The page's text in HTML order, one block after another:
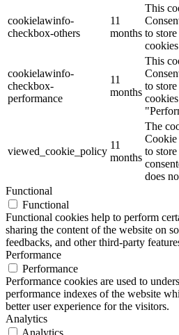
cookielawinfo-
checkbox-others
11
months
This
to
cookielawinfo-
checkbox-
performance
11
months
This
to
viewed_cookie_policy
11
months
The
Cookie
to
does
Functional
Functional
Functional cookies help to perform
sharing the content of the website on
feedbacks, and other third-party
Performance
Performance
Performance cookies are used to
performance indexes of the website
better user experience for the visitors.
Analytics
Analytics